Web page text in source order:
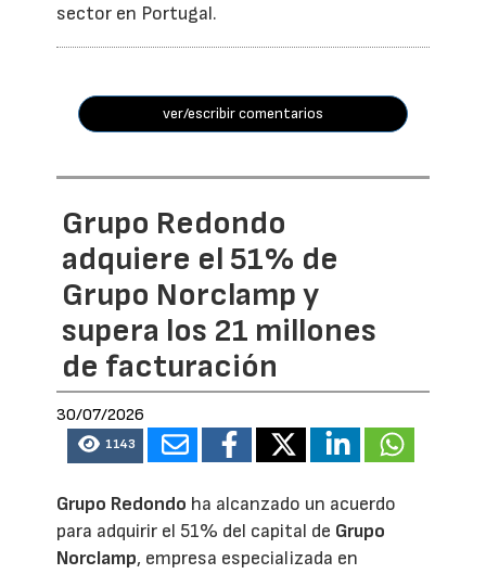
sector en Portugal.
ver/escribir comentarios
Grupo Redondo
adquiere el 51% de
Grupo Norclamp y
supera los 21 millones
de facturación
30/07/2026
1143
Grupo Redondo ha alcanzado un acuerdo
para adquirir el 51% del capital de Grupo
Norclamp, empresa especializada en